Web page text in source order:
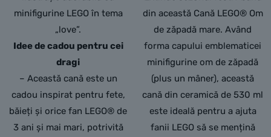
minifigurine LEGO în tema
„love”.
Idee de cadou pentru cei
dragi
– Această cană este un
cadou inspirat pentru fete,
băieți și orice fan LEGO® de
3 ani și mai mari, potrivită
din această Cană LEGO® Om
de zăpadă mare. Având
forma capului emblematicei
minifigurine om de zăpadă
(plus un mâner), această
cană din ceramică de 530 ml
este ideală pentru a ajuta
fanii LEGO să se mențină